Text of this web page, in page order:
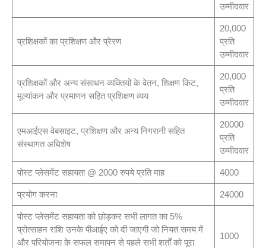
उम्मीदवार
प्रशिक्षकों का प्रशिक्षण और प्रेरण
20,000
प्रति
उम्मीदवार
प्रशिक्षकों और अन्य संसाधन व्यक्तियों के वेतन, शिक्षण किट,
मूल्यांकन और प्रमाणन सहित प्रशिक्षण व्यय
20,000
प्रति
उम्मीदवार
एमआईएस वेबसाइट, प्रशिक्षण और अन्य निगरानी सहित
संस्थागत अधिशेष
20000
प्रति
उम्मीदवार
पोस्ट प्लेसमेंट सहायता @ 2000 रुपये प्रति माह 4000
प्रयोग करना 24000
पोस्ट प्लेसमेंट सहायता को छोड़कर सभी लागत का 5%
प्रोत्साहन राशि उनके पीआईए को दी जाएगी जो नियत समय में
और परियोजना के सफल समापन से पहले सभी शर्तों को पूरा
1000